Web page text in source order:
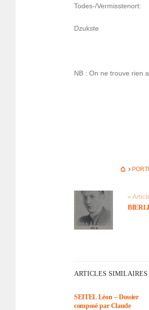
Todes-/Vermiss­te­nort:
Dzukste
NB : On ne trouve rien
«
ARTICLES SIMILAIRES
SEITEL Léon – Dossier
composé par Claude